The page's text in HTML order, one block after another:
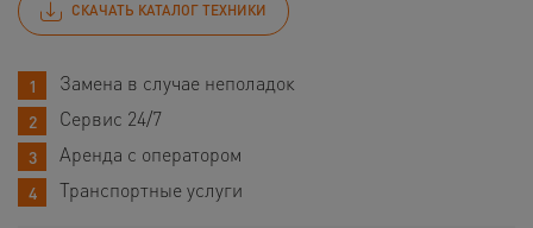
СКАЧАТЬ КАТАЛОГ ТЕХНИКИ
Замена в случае неполадок
Сервис 24/7
Аренда с оператором
Транспортные услуги